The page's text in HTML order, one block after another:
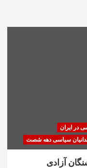
در ایران
سیاسی دهه شصت
آزادی